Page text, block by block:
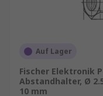
Auf Lager
Fischer Elektronik
Abstandhalter, Ø
10 mm